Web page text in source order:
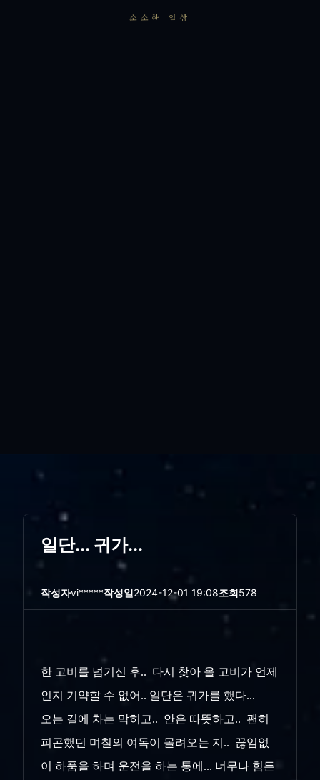
소소한 일상
일단... 귀가...
작성자vi*****작성일2024-12-01 19:08조회578
한 고비를 넘기신 후.. 다시 찾아 올 고비가 언제
인지 기약할 수 없어.. 일단은 귀가를 했다...
오는 길에 차는 막히고.. 안은 따뜻하고.. 괜히
피곤했던 며칠의 여독이 몰려오는 지.. 끊임없
이 하품을 하며 운전을 하는 통에... 너무나 힘든